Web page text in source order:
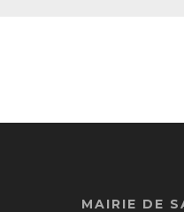
MAIRIE DE